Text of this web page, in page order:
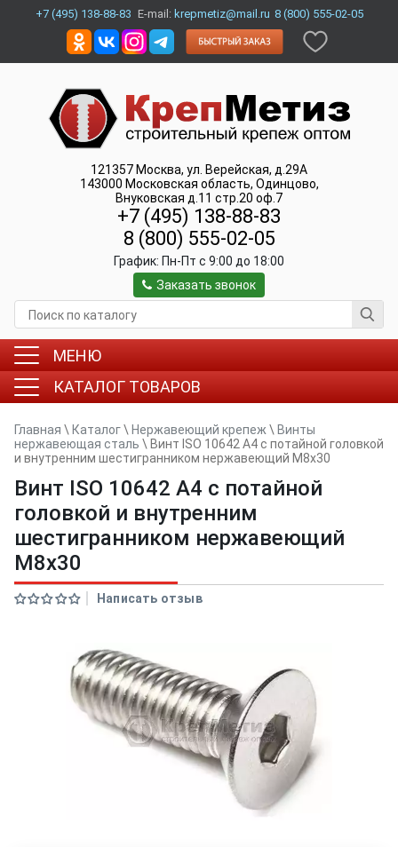
+7 (495) 138-88-83 E-mail: krepmetiz@mail.ru 8 (800) 555-02-05
121357 Москва, ул. Верейская, д.29А
143000 Московская область, Одинцово,
Внуковская д.11 стр.20 оф.7
+7 (495) 138-88-83
8 (800) 555-02-05
График: Пн-Пт c 9:00 до 18:00
Заказать звонок
МЕНЮ
КАТАЛОГ ТОВАРОВ
Главная \ Каталог\ Нержавеющий крепеж \ Винты
нержавеющая сталь \ Винт ISO 10642 A4 с потайной головкой
и внутренним шестигранником нержавеющий M8x30
Винт ISO 10642 A4 с потайной
головкой и внутренним
шестигранником нержавеющий
M8x30
Написать отзыв